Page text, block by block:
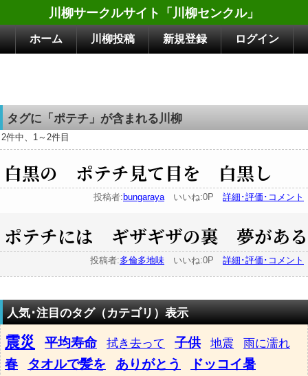
川柳サークルサイト「川柳センクル」
ホーム 川柳投稿 新規登録 ログイン
タグに「ポテチ」が含まれる川柳
2件中、1～2件目
白黒の ポテチ見て目を 白黒し
投稿者: bungarayaいいね:0P 詳細･評価･コメント
ポテチには ギザギザの裏 夢がある
投稿者:多倫多地味 いいね:0P 詳細･評価･コメント
人気･注目のタグ（カテゴリ）表示
震災 平均寿命 拭き去って 子供 地震 雨に濡れ
春 タオルで髪を ありがとう ドッコイ暑